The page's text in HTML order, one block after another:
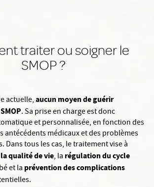
traiter ou soigner le
SMOP ?
actuelle,aucun moyen de guérir
. Sa prise en charge est donc
et personnalisée, en fonction des
antécédents médicaux et des problèmes
Dans tous les cas, le traitement vise à
qualité de vie, la régulation du cycle
et la prévention des complications